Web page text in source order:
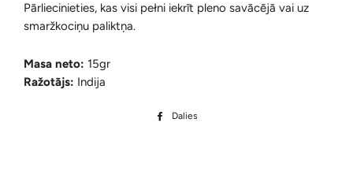
Pārliecinieties, kas visi pełni iekrīt pleno savācējā vai uz
smaržkociņu paliktņa.
Masa neto: 15gr
Ražotājs: Indija
Dalies